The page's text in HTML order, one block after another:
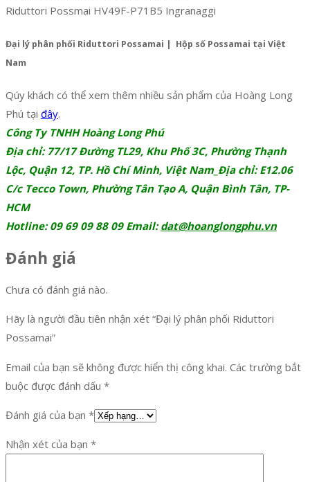
Riduttori Possmai HV49F-P71B5 Ingranaggi
Đại lý phân phối Riduttori Possamai | Hộp số Possamai tại Việt
Nam
Qúy khách có thể xem thêm nhiều sản phẩm của Hoàng Long
Phú tại đây.
Công Ty TNHH Hoàng Long Phú
Địa chỉ: 77/17 Đường TL29, Khu Phố 3C, Phường Thạnh
Lộc, Quận 12, TP. Hồ Chí Minh, Việt Nam_Địa chỉ: E12.06
C/c Tecco Town, Phường Tân Tạo A, Quận Bình Tân, TP-
HCM
Hotline: 09 69 09 88 09 Email:dat@hoanglongphu.vn
Đánh giá
Chưa có đánh giá nào.
Hãy là người đầu tiên nhận xét “Đại lý phân phối Riduttori
Possamai”
Email của bạn sẽ không được hiển thị công khai. Các trường bắt
buộc được đánh dấu *
Đánh giá của bạn *
Nhận xét của bạn *